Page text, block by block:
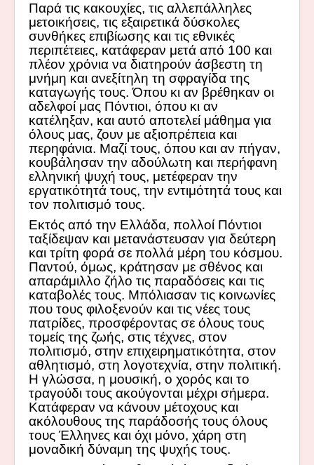
Παρά τις κακουχίες, τις αλλεπάλληλες
μετοικήσεις, τις εξαιρετικά δύσκολες
συνθήκες επιβίωσης και τις εθνικές
περιπέτειες, κατάφεραν μετά από 100 και
πλέον χρόνια να διατηρούν άσβεστη τη
μνήμη και ανεξίτηλη τη σφραγίδα της
καταγωγής τους. Όπου κι αν βρέθηκαν οι
αδελφοί μας Πόντιοι, όπου κι αν
κατέληξαν, και αυτό αποτελεί μάθημα για
όλους μας, ζουν με αξιοπρέπεια και
περηφάνια. Μαζί τους, όπου και αν πήγαν,
κουβάλησαν την αδούλωτη και περήφανη
ελληνική ψυχή τους, μετέφεραν την
εργατικότητά τους, την εντιμότητά τους και
τον πολιτισμό τους.
Εκτός από την Ελλάδα, πολλοί Πόντιοι
ταξίδεψαν και μετανάστευσαν για δεύτερη
και τρίτη φορά σε πολλά μέρη του κόσμου.
Παντού, όμως, κράτησαν με σθένος και
απαράμιλλο ζήλο τις παραδόσεις και τις
καταβολές τους. Μπόλιασαν τις κοινωνίες
που τους φιλοξενούν και τις νέες τους
πατρίδες, προσφέροντας σε όλους τους
τομείς της ζωής, στις τέχνες, στον
πολιτισμό, στην επιχειρηματικότητα, στον
αθλητισμό, στη λογοτεχνία, στην πολιτική.
Η γλώσσα, η μουσική, ο χορός και το
τραγούδι τους ακούγονται μέχρι σήμερα.
Κατάφεραν να κάνουν μέτοχους και
ακόλουθους της παράδοσής τους όλους
τους Έλληνες και όχι μόνο, χάρη στη
μοναδική δύναμη της ψυχής τους.